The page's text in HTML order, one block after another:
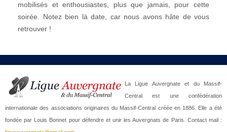
mobilisés et enthousiastes, plus que jamais, pour cette
soirée. Notez bien là date, car nous avons hâte de vous
retrouver !
La Ligue Auvergnate et du Massif-
Central est une confédération
internationale des associations originaires du Massif-Central créée en 1886. Elle a été
fondée par Louis Bonnet pour défendre et unir les Auvergnats de Paris. Contact mail :